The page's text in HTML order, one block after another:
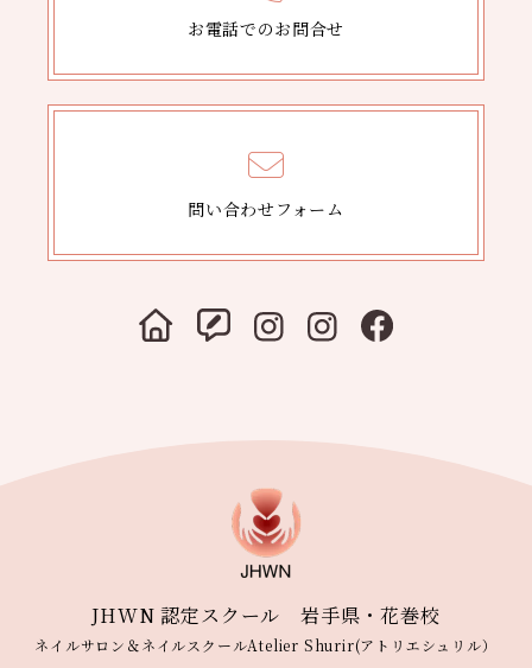
お電話でのお問合せ
問い合わせフォーム
JHWN 認定スクール 岩手県・花巻校
ネイルサロン＆ネイルスクールAtelier Shurir(アトリエシュリル）